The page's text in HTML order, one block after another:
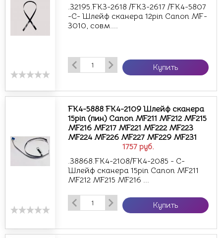
.32195.FK3-2618 /FK3-2617 /FK4-5807
-С- Шлейф сканера 12pin Canon MF-
3010, совм....
Купить
1757 руб.
FK4-5888 FK4-2109 Шлейф сканера
15pin (пин) Canon MF211 MF212 MF215
MF216 MF217 MF221 MF222 MF223
MF224 MF226 MF227 MF229 MF231
.38868.FK4-2108/FK4-2085 - С-
Шлейф сканера 15pin Canon MF211
MF212 MF215 MF216 ...
Купить